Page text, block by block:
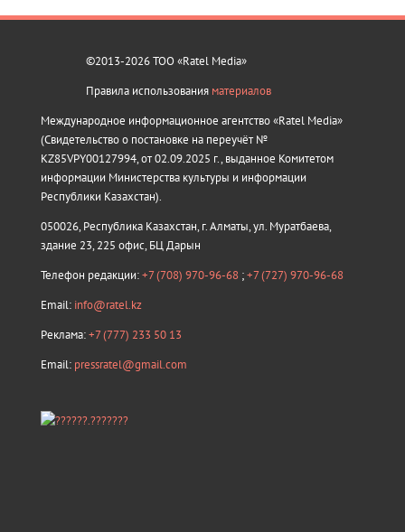
©2013-2026 ТОО «Ratel Media»
Правила использования материалов
Международное информационное агентство «Ratel Media»
(Свидетельство о постановке на переучёт №
KZ85VPY00127994, от 02.09.2025 г., выданное Комитетом
информации Министерства культуры и информации
Республики Казахстан).
050026, Республика Казахстан, г. Алматы, ул. Муратбаева,
здание 23, 225 офис, БЦ Дарын
Телефон редакции:+7 (708) 970-96-68 ;+7 (727) 970-96-68
Email: info@ratel.kz
Реклама:+7 (777) 233 50 13
Email: pressratel@gmail.com